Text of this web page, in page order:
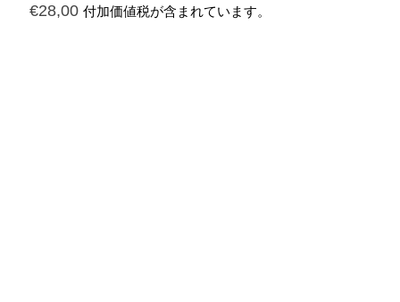
€28,00 付加価値税が含まれています。